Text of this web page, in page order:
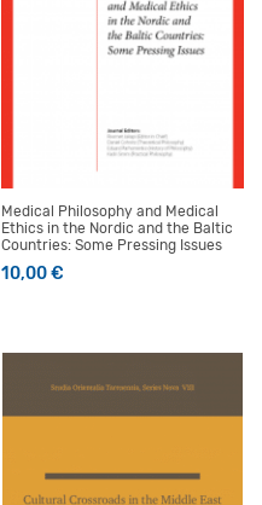
Medical Philosophy and Medical
Ethics in the Nordic and the Baltic
Countries: Some Pressing Issues
10,00€